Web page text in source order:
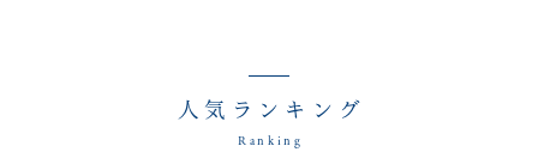
人気ランキング
Ranking